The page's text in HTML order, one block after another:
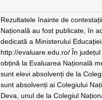
Rezultatele înainte de
Națională au fost publicate, în
dedicată a Ministerului
http://evaluare.edu.ro/ În
obțină la Evaluarea Națională
sunt elevi absolvenți de la
sunt absolvenți ai Colegiului
Deva, unul de la Colegiul